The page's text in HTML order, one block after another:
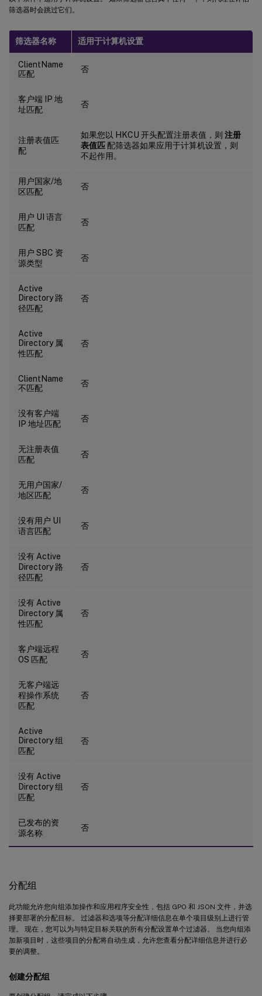
筛选器时会跳过它们。
筛选器名称 适用于计算机设置
ClientName
匹配
否
客户端 IP 地
址匹配
否
注册表值匹
配
如果您以 HKCU 开头配置注册表值，则 注册
表值匹配筛选器如果应用于计算机设置，则
不起作用。
用户国家/地
区匹配
否
用户 UI 语言
匹配
否
用户 SBC 资
源类型
否
Active
Directory 路
径匹配
否
Active
Directory 属
性匹配
否
ClientName
不匹配
否
没有客户端
IP 地址匹配
否
无注册表值
匹配
否
无用户国家/
地区匹配
否
没有用户 UI
语言匹配
否
没有 Active
Directory 路
径匹配
否
没有 Active
Directory 属
性匹配
否
客户端远程
OS 匹配
否
无客户端远
程操作系统
匹配
否
Active
Directory 组
匹配
否
没有 Active
Directory 组
匹配
否
已发布的资
源名称
否
分配组
此功能允许您向组添加操作和应用程序安全性，包括 GPO 和 JSON 文件，并选
择要部署的分配目标。 过滤器和选项等分配详细信息在单个项目级别上进行管
理。 现在，您可以为与特定目标关联的所有分配设置单个过滤器。 当您向组添
加新项目时，这些项目的分配将自动生成，允许您查看分配详细信息并进行必
要的调整。
创建分配组